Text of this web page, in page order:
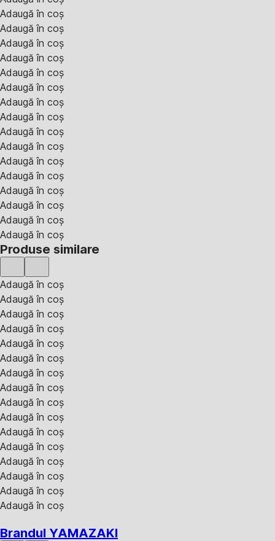
Adaugă în coș
Adaugă în coș
Adaugă în coș
Adaugă în coș
Adaugă în coș
Adaugă în coș
Adaugă în coș
Adaugă în coș
Adaugă în coș
Adaugă în coș
Adaugă în coș
Adaugă în coș
Adaugă în coș
Adaugă în coș
Adaugă în coș
Adaugă în coș
Produse similare
Adaugă în coș
Adaugă în coș
Adaugă în coș
Adaugă în coș
Adaugă în coș
Adaugă în coș
Adaugă în coș
Adaugă în coș
Adaugă în coș
Adaugă în coș
Adaugă în coș
Adaugă în coș
Adaugă în coș
Adaugă în coș
Adaugă în coș
Adaugă în coș
Brandul YAMAZAKI